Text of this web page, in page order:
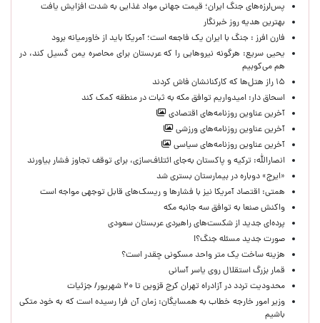
پس‌لرزه‌های جنگ ایران؛ قیمت جهانی مواد غذایی به شدت افزایش یافت
بهترین هدیه روز خبرنگار
فارن افرز : جنگ با ایران یک فاجعه است؛ آمریکا باید از خاورمیانه برود
یحیی سریع: هرگونه نیروهایی را که عربستان برای محاصره یمن گسیل کند، در
هم می‌کوبیم
۱۵ راز هتل‌ها که کارکنانشان فاش کردند
اسحاق دار: امیدواریم توافق مکه به ثبات در منطقه کمک کند
آخرین عناوین روزنامه‌های اقتصادی
آخرین عناوین روزنامه‌های ورزشی
آخرین عناوین روزنامه‌های سیاسی
انصارالله: ترکیه و پاکستان به‌جای ائتلاف‌سازی، برای توقف تجاوز فشار بیاورند
«ایرج» دوباره در بیمارستان بستری شد
همتی: اقتصاد آمریکا نیز با فشارها و ریسک‌های قابل توجهی مواجه است
واکنش صنعا به توافق سه جانبه مکه
پرده‌ای جدید از شکست‌های راهبردی عربستان سعودی
صورت جدید مسئله جنگ؟!
هزینه ساخت یک متر واحد مسکونی چقدر است؟
قمار بزرگ استقلال روی یاسر آسانی
محدودیت تردد در آزادراه تهران کرج قزوین تا ۲۰ شهریور/ جزئیات
وزیر امور خارجه خطاب به همسایگان: زمان آن فرا رسیده است که به خود متکی
باشیم